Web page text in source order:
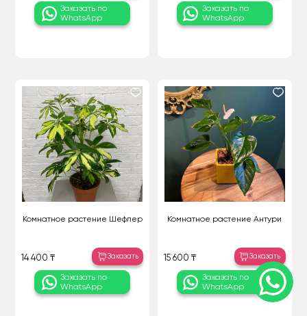
Заказать по
WhatsApp
Заказать по
WhatsApp
Комнатное растение Шефлер
14 400 ₸ Заказать
Заказать по
WhatsApp
Комнатное растение Антури
15 600 ₸ Заказать
Заказать по
WhatsApp